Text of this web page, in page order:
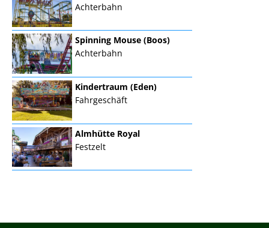
Achterbahn
Spinning Mouse (Boos)
Achterbahn
Kindertraum (Eden)
Fahrgeschäft
Almhütte Royal
Festzelt